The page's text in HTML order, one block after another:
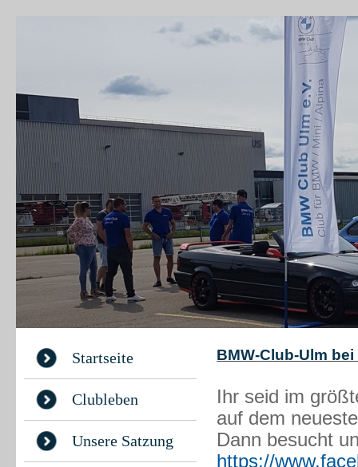
Startseite
Clubleben
Unsere Satzung
BMW-Club-Ulm
Ihr seid im
auf dem
Dann besucht
https://